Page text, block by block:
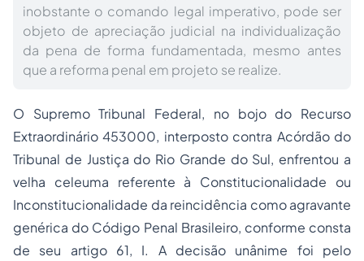
inobstante o comando legal imperativo, pode ser
objeto de apreciação judicial na individualização
da pena de forma fundamentada, mesmo antes
que a reforma penal em projeto se realize.
O Supremo Tribunal Federal, no bojo do Recurso
Extraordinário 453000, interposto contra Acórdão do
Tribunal de Justiça do Rio Grande do Sul, enfrentou a
velha celeuma referente à Constitucionalidade ou
Inconstitucionalidade da reincidência como agravante
genérica do Código Penal Brasileiro, conforme consta
de seu artigo 61, I. A decisão unânime foi pelo